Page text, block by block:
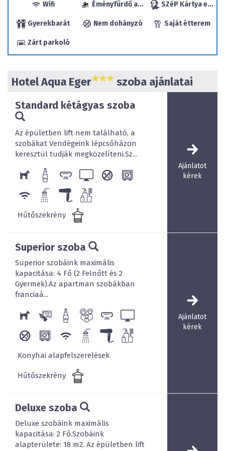
zavartalan pihenést.
Kis gyermekekkel érkező családok számára 5 db
apartman szobánk (4 db négy- és 1 db három
férőhelyes) nyújt kényelmes elhelyezést, melyek közül
Udvari, zárt parkolónk ingyenesen áll Vendégeink
rendelkezésére!
Szállodánk halljában, továbbá éttermünk egész
területén térítésmentes WiFi internetelérést biztosítunk!
Wifi Éményfürdő a közelben SZéP Kártya elfogadóhely
Gyerekbarát Nem dohányzó Saját étterem
Zárt parkoló
Hotel Aqua Eger szoba ajánlatai
Standard kétágyas szoba
Az épületben lift nem található, a
szobákat Vendégeink lépcsőházon
keresztül tudják megközelíteni.Sz...
Hűtőszekrény
Ajánlatot
kérek
Superior szoba
Superior szobáink maximális
kapacitása: 4 Fő (2 Felnőtt és 2
Gyermek).Az apartman szobákban
franciaá...
Konyhai alapfelszerelések
Hűtőszekrény
Ajánlatot
kérek
Deluxe szoba
Deluxe szobáink maximális
kapacitása: 2 Fő.Szobáink
alapterülete: 18 m2. Az épületben lift